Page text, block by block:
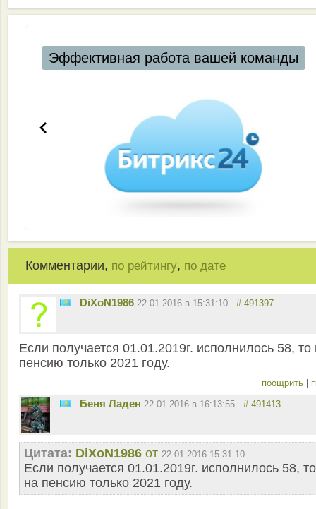
Эффективная работа вашей команды
Комментарии, по рейтингу, по дате
DiXoN1986 22.01.2016 в 15:31:10 # 491397
Если получается 01.01.2019г. исполнилось 58, то
пенсию только 2021 году.
поощрить
Беня Ладен 22.01.2016 в 16:13:55 # 491413
Цитата: DiXoN1986 от 22.01.2016 15:31:10
Если получается 01.01.2019г. исполнилось 58, то
на пенсию только 2021 году.